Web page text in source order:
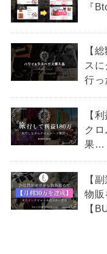
『
【
ス
行
【
ク
果…
【
物販
【